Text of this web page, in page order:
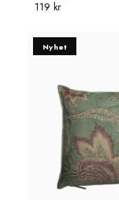
119 kr
Nyhet